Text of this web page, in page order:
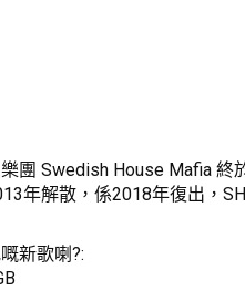
團 Swedish House Mafia 終
年解散，係2018年復出，
新歌喇?: